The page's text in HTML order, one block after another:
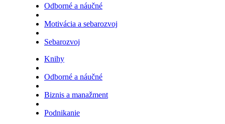
Odborné a náučné
Motivácia a sebarozvoj
Sebarozvoj
Knihy
Odborné a náučné
Biznis a manažment
Podnikanie